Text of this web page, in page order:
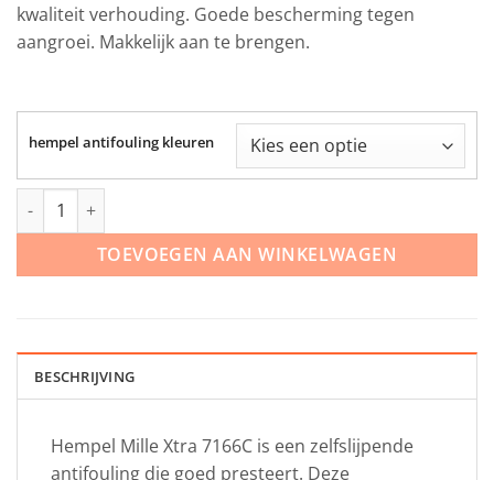
kwaliteit verhouding. Goede bescherming tegen
aangroei. Makkelijk aan te brengen.
hempel antifouling kleuren
Hempel Mille Xtra 750 ml aantal
TOEVOEGEN AAN WINKELWAGEN
BESCHRIJVING
Hempel Mille Xtra 7166C is een zelfslijpende
antifouling die goed presteert. Deze